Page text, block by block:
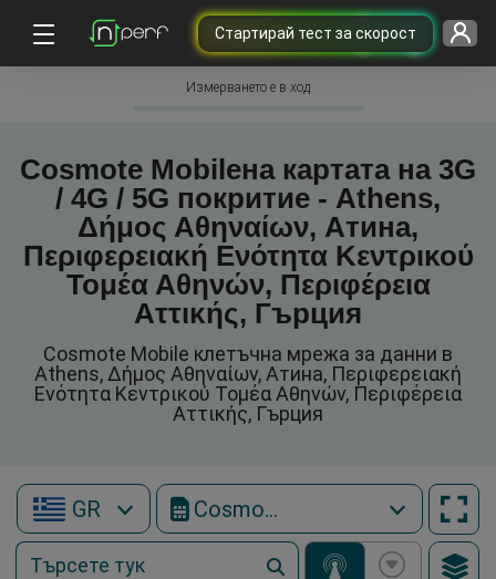
Cтартирай тест за скорост
Измерването е в ход
Cosmote Mobileна картата на 3G
/ 4G / 5G покритие - Athens,
Δήμος Αθηναίων, Атина,
Περιφερειακή Ενότητα Κεντρικού
Τομέα Αθηνών, Περιφέρεια
Αττικής, Гърция
Cosmote Mobile клетъчна мрежа за данни в
Athens, Δήμος Αθηναίων, Атина, Περιφερειακή
Ενότητα Κεντρικού Τομέα Αθηνών, Περιφέρεια
Αττικής, Гърция
GR Cosmote Mobile